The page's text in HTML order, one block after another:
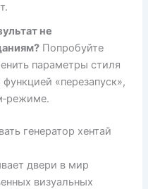
не
Попробуйте
параметры стиля
«перезапуск»,
генератор хентай
двери в мир
визуальных